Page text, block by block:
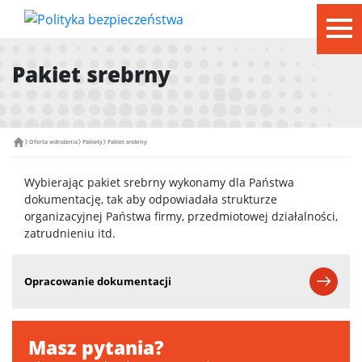
Pakiet srebrny
Oferta wdrożenia Pakiety Pakiet srebrny
Wybierając pakiet srebrny wykonamy dla Państwa
dokumentację, tak aby odpowiadała strukturze
organizacyjnej Państwa firmy, przedmiotowej działalności,
zatrudnieniu itd.
Opracowanie dokumentacji
Masz pytania?